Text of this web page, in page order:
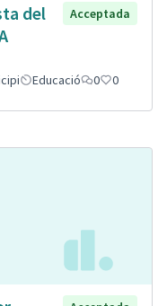
del
Acceptada
Educació 0 0